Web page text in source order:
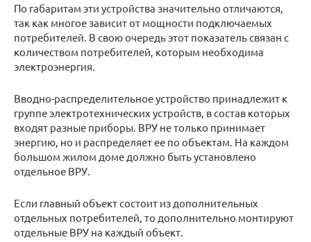
По габаритам эти устройства значительно отличаются,
так как многое зависит от мощности подключаемых
потребителей. В свою очередь этот показатель связан с
количеством потребителей, которым необходима
электроэнергия.
Вводно-распределительное устройство принадлежит к
группе электротехнических устройств, в состав которых
входят разные приборы. ВРУ не только принимает
энергию, но и распределяет ее по объектам. На каждом
большом жилом доме должно быть установлено
отдельное ВРУ.
Если главный объект состоит из дополнительных
отдельных потребителей, то дополнительно монтируют
отдельные ВРУ на каждый объект.